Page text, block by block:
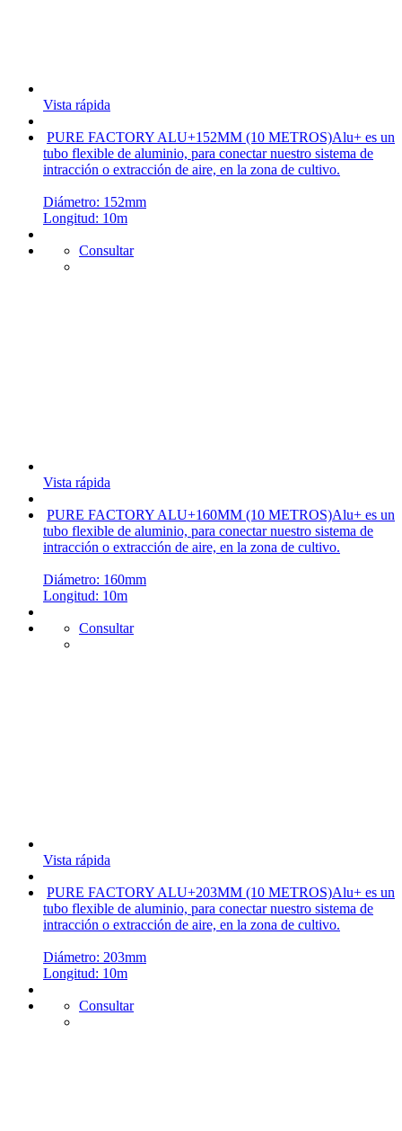
Vista rápida
PURE FACTORY ALU+152MM (10 METROS)Alu+ es un
tubo flexible de aluminio, para conectar nuestro sistema de
intracción o extracción de aire, en la zona de cultivo.
Diámetro: 152mm
Longitud: 10m
Consultar
Vista rápida
PURE FACTORY ALU+160MM (10 METROS)Alu+ es un
tubo flexible de aluminio, para conectar nuestro sistema de
intracción o extracción de aire, en la zona de cultivo.
Diámetro: 160mm
Longitud: 10m
Consultar
Vista rápida
PURE FACTORY ALU+203MM (10 METROS)Alu+ es un
tubo flexible de aluminio, para conectar nuestro sistema de
intracción o extracción de aire, en la zona de cultivo.
Diámetro: 203mm
Longitud: 10m
Consultar